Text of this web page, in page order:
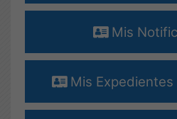
Mis
Mis Expedientes